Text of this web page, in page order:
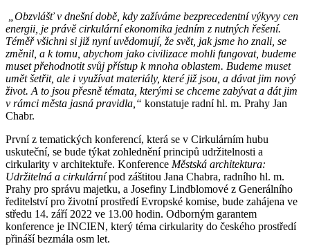
„Obzvlášť v dnešní době, kdy zažíváme bezprecedentní výkyvy cen
energii, je právě cirkulární ekonomika jedním z nutných řešení.
Téměř všichni si již nyní uvědomují, že svět, jak jsme ho znali, se
změnil, a k tomu, abychom jako civilizace mohli fungovat, budeme
muset přehodnotit svůj přístup k mnoha oblastem. Budeme muset
umět šetřit, ale i využívat materiály, které již jsou, a dávat jim nový
život. A to jsou přesně témata, kterými se chceme zabývat a dát jim
v rámci města jasná pravidla,“ konstatuje radní hl. m. Prahy Jan
Chabr.
První z tematických konferencí, která se v Cirkulárním hubu
uskuteční, se bude týkat zohlednění principů udržitelnosti a
cirkularity v architektuře. Konference Městská architektura:
Udržitelná a cirkulárnípod záštitou Jana Chabra, radního hl. m.
Prahy pro správu majetku, a Josefiny Lindblomové z Generálního
ředitelství pro životní prostředí Evropské komise, bude zahájena ve
středu 14. září 2022 ve 13.00 hodin. Odborným garantem
konference je INCIEN, který téma cirkularity do českého prostředí
přináší bezmála osm let.